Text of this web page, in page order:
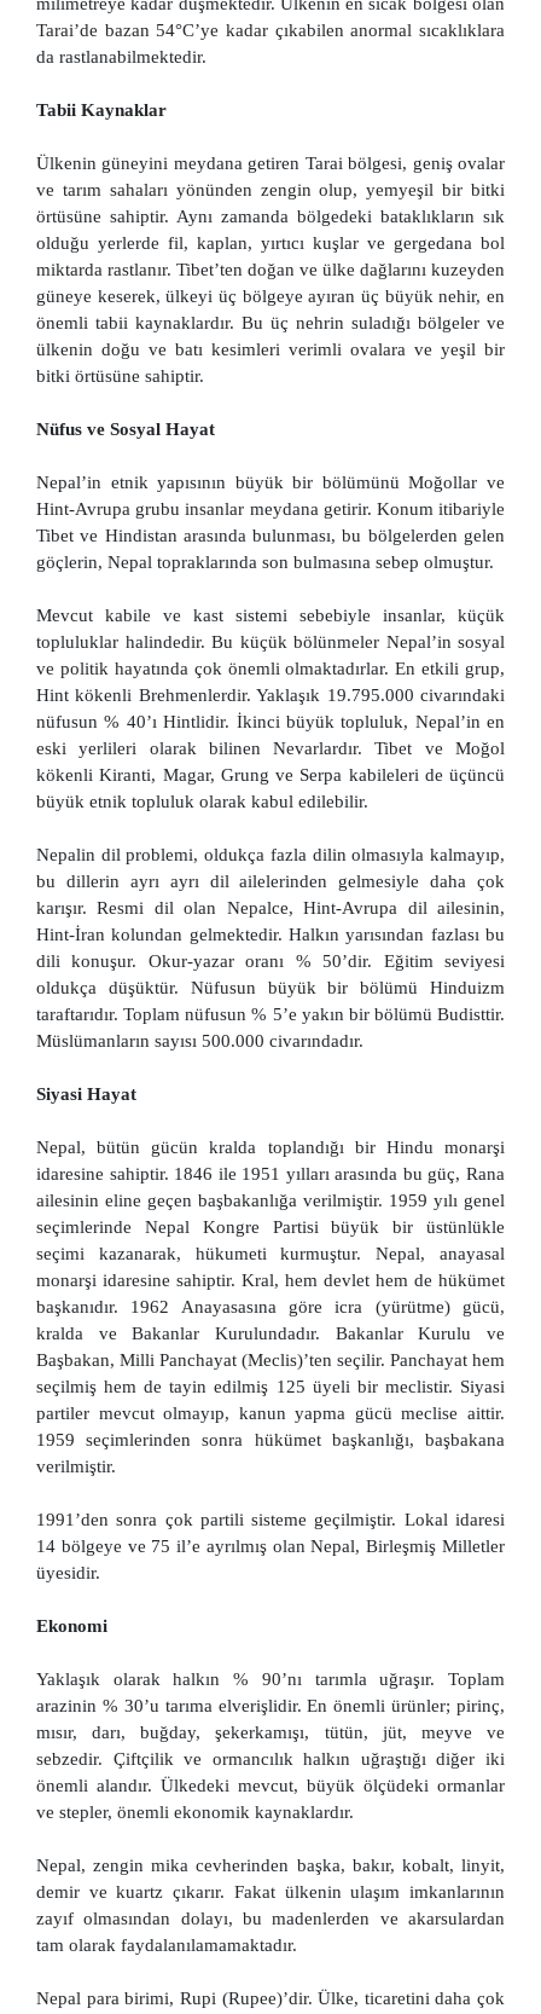
Tarai’de bazan 54°C’ye kadar çıkabilen anormal sıcaklıklara
da rastlanabilmektedir.
Tabii Kaynaklar
Ülkenin güneyini meydana getiren Tarai bölgesi, geniş ovalar
ve tarım sahaları yönünden zengin olup, yemyeşil bir bitki
örtüsüne sahiptir. Aynı zamanda bölgedeki bataklıkların sık
olduğu yerlerde fil, kaplan, yırtıcı kuşlar ve gergedana bol
miktarda rastlanır. Tibet’ten doğan ve ülke dağlarını kuzeyden
güneye keserek, ülkeyi üç bölgeye ayıran üç büyük nehir, en
önemli tabii kaynaklardır. Bu üç nehrin suladığı bölgeler ve
ülkenin doğu ve batı kesimleri verimli ovalara ve yeşil bir
bitki örtüsüne sahiptir.
Nüfus ve Sosyal Hayat
Nepal’in etnik yapısının büyük bir bölümünü Moğollar ve
Hint-Avrupa grubu insanlar meydana getirir. Konum itibariyle
Tibet ve Hindistan arasında bulunması, bu bölgelerden gelen
göçlerin, Nepal topraklarında son bulmasına sebep olmuştur.
Mevcut kabile ve kast sistemi sebebiyle insanlar, küçük
topluluklar halindedir. Bu küçük bölünmeler Nepal’in sosyal
ve politik hayatında çok önemli olmaktadırlar. En etkili grup,
Hint kökenli Brehmenlerdir. Yaklaşık 19.795.000 civarındaki
nüfusun % 40’ı Hintlidir. İkinci büyük topluluk, Nepal’in en
eski yerlileri olarak bilinen Nevarlardır. Tibet ve Moğol
kökenli Kiranti, Magar, Grung ve Serpa kabileleri de üçüncü
büyük etnik topluluk olarak kabul edilebilir.
Nepalin dil problemi, oldukça fazla dilin olmasıyla kalmayıp,
bu dillerin ayrı ayrı dil ailelerinden gelmesiyle daha çok
karışır. Resmi dil olan Nepalce, Hint-Avrupa dil ailesinin,
Hint-İran kolundan gelmektedir. Halkın yarısından fazlası bu
dili konuşur. Okur-yazar oranı % 50’dir. Eğitim seviyesi
oldukça düşüktür. Nüfusun büyük bir bölümü Hinduizm
taraftarıdır. Toplam nüfusun % 5’e yakın bir bölümü Budisttir.
Müslümanların sayısı 500.000 civarındadır.
Siyasi Hayat
Nepal, bütün gücün kralda toplandığı bir Hindu monarşi
idaresine sahiptir. 1846 ile 1951 yılları arasında bu güç, Rana
ailesinin eline geçen başbakanlığa verilmiştir. 1959 yılı genel
seçimlerinde Nepal Kongre Partisi büyük bir üstünlükle
seçimi kazanarak, hükumeti kurmuştur. Nepal, anayasal
monarşi idaresine sahiptir. Kral, hem devlet hem de hükümet
başkanıdır. 1962 Anayasasına göre icra (yürütme) gücü,
kralda ve Bakanlar Kurulundadır. Bakanlar Kurulu ve
Başbakan, Milli Panchayat (Meclis)’ten seçilir. Panchayat hem
seçilmiş hem de tayin edilmiş 125 üyeli bir meclistir. Siyasi
partiler mevcut olmayıp, kanun yapma gücü meclise aittir.
1959 seçimlerinden sonra hükümet başkanlığı, başbakana
verilmiştir.
1991’den sonra çok partili sisteme geçilmiştir. Lokal idaresi
14 bölgeye ve 75 il’e ayrılmış olan Nepal, Birleşmiş Milletler
üyesidir.
Ekonomi
Yaklaşık olarak halkın % 90’nı tarımla uğraşır. Toplam
arazinin % 30’u tarıma elverişlidir. En önemli ürünler; pirinç,
mısır, darı, buğday, şekerkamışı, tütün, jüt, meyve ve
sebzedir. Çiftçilik ve ormancılık halkın uğraştığı diğer iki
önemli alandır. Ülkedeki mevcut, büyük ölçüdeki ormanlar
ve stepler, önemli ekonomik kaynaklardır.
Nepal, zengin mika cevherinden başka, bakır, kobalt, linyit,
demir ve kuartz çıkarır. Fakat ülkenin ulaşım imkanlarının
zayıf olmasından dolayı, bu madenlerden ve akarsulardan
tam olarak faydalanılamamaktadır.
Nepal para birimi, Rupi (Rupee)’dir. Ülke, ticaretini daha çok